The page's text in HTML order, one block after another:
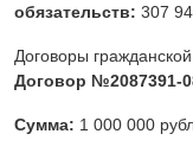
обязательств: 307
Договоры
Договор №2087391-
Сумма: 1 000 000